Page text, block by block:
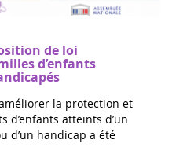
de loi
d’enfants
la protection et
d’enfants atteints d’un
d’un handicap a été
pour soutenir la
gratuite sur place. ...
le Cutté